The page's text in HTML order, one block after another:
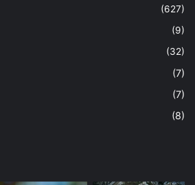
(627)
(9)
(32)
(7)
(7)
(8)